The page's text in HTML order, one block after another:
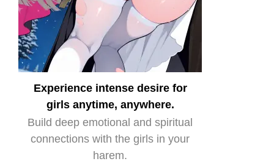
Experience intense desire for
girls anytime, anywhere.
Build deep emotional and spiritual
connections with the girls in your
harem.